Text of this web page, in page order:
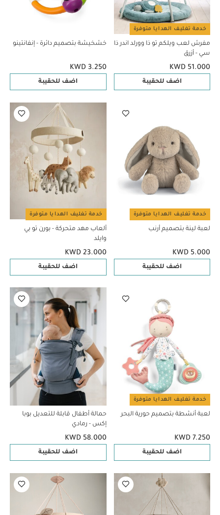
خدمة تغليف الهدايا متوفرة
مفرش لعب ويلكم تو ذا وورلد اندر ذا
سي - أزرق
KWD 51.000
اضف للحقيبة
خشخيشة بتصميم دائرة - إنفانتينو
KWD 3.250
اضف للحقيبة
خدمة تغليف الهدايا متوفرة
لعبة لينة بتصميم أرنب
KWD 5.000
اضف للحقيبة
خدمة تغليف الهدايا متوفرة
ألعاب مهد متحركة - بورن تو بي
وايلد
KWD 23.000
اضف للحقيبة
خدمة تغليف الهدايا متوفرة
لعبة أنشطة بتصميم حورية البحر
KWD 7.250
اضف للحقيبة
حمالة أطفال قابلة للتعديل بوبا
إكس - رمادي
KWD 58.000
اضف للحقيبة